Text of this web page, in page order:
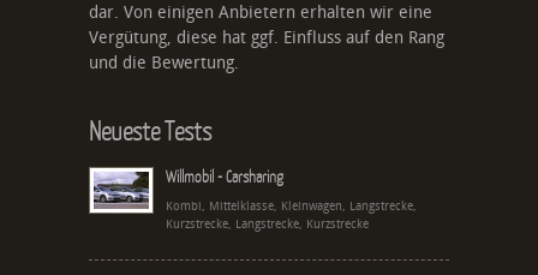
dar. Von einigen Anbietern erhalten wir eine
Vergütung, diese hat ggf. Einfluss auf den Rang
und die Bewertung.
Neueste Tests
Willmobil - Carsharing
Kombi, Mittelklasse, Kleinwagen, Langstrecke,
Kurzstrecke, Langstrecke, Kurzstrecke